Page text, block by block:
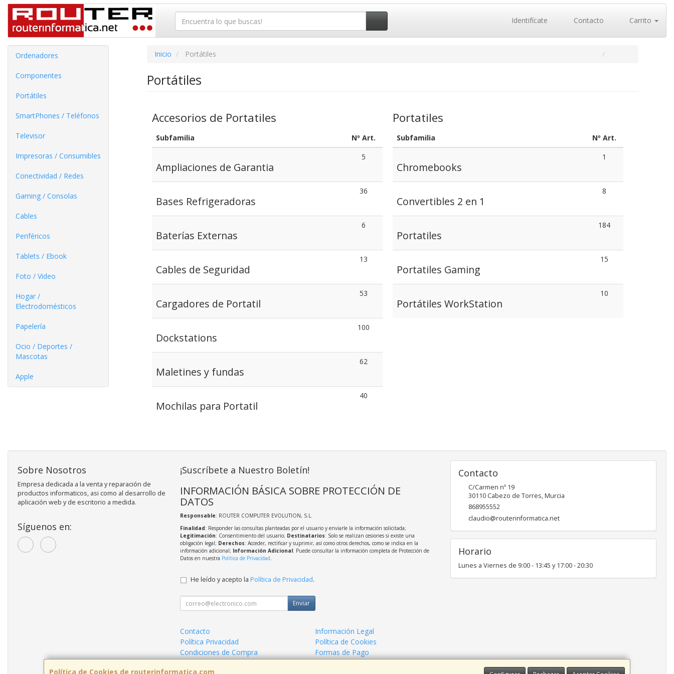
Identifícate Contacto Carrito
Ordenadores
Componentes
Portátiles
SmartPhones / Teléfonos
Televisor
Impresoras / Consumibles
Conectividad / Redes
Gaming / Consolas
Cables
Periféricos
Tablets / Ebook
Foto / Video
Hogar /
Electrodomésticos
Papelería
Ocio / Deportes /
Mascotas
Apple
Inicio Portátiles
Portátiles
Accesorios de Portatiles
Subfamilia Nº Art.
Ampliaciones de Garantia
5
Bases Refrigeradoras
36
Baterías Externas
6
Cables de Seguridad
13
Cargadores de Portatil
53
Dockstations
100
Maletines y fundas
62
Mochilas para Portatil
40
Portatiles
Subfamilia Nº Art.
Chromebooks
1
Convertibles 2 en 1
8
Portatiles
184
Portatiles Gaming
15
Portátiles WorkStation
10
Política de Cookies de routerinformatica.com
Sobre Nosotros
Empresa dedicada a la venta y reparación de
productos informaticos, asi como al desarrollo de
aplicación web y de escritorio a medida.
Síguenos en:
¡Suscríbete a Nuestro Boletín!
INFORMACIÓN BÁSICA SOBRE PROTECCIÓN DE
DATOS
Responsable: ROUTER COMPUTER EVOLUTION, S.L.
Finalidad: Responder las consultas planteadas por el usuario y enviarle la información solicitada;
Legitimación: Consentimiento del usuario; Destinatarios: Solo se realizan cesiones si existe una
obligación legal; Derechos: Acceder, rectificar y suprimir, así como otros derechos, como se indica en la
información adicional; Información Adicional: Puede consultar la información completa de Protección de
Datos en nuestra Política de Privacidad.
He leído y acepto la Política de Privacidad.
Enviar
Contacto
Información Legal
Política Privacidad
Política de Cookies
Condiciones de Compra
Formas de Pago
¿Quienes Somos?
Contacto
C/Carmen nº 19
30110 Cabezo de Torres,Murcia
868955552
claudio@routerinformatica.net
Horario
Lunes a Viernes de 9:00 - 13:45 y 17:00 - 20:30